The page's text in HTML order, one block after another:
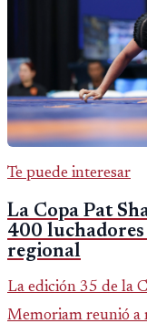
Te puede interesar
La Copa Pat
400
regional
La edición 35 de la
Memoriam reunió a